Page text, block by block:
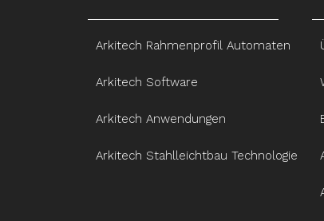
Arkitech Rahmenprofil Automaten
Arkitech Software
Arkitech Anwendungen
Arkitech Stahlleichtbau Technologie